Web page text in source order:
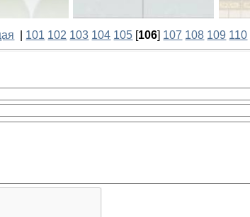
101 102 103 104 105 [106] 107 108 109 110